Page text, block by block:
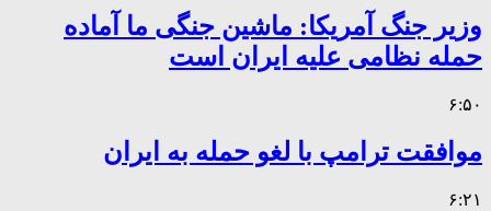
وزیر جنگ آمریکا: ماشین جنگی ما آماده
حمله نظامی علیه ایران است
۶:۵۰
موافقت ترامپ با لغو حمله به ایران
۶:۲۱